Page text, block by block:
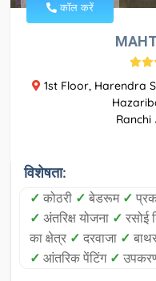
कॉल करें
1st Floor, Harendra
Ranchi
विशेषता:
✓ कोठरी ✓ बेडरूम ✓
✓ अंतरिक्ष योजना ✓ रसोई
का क्षेत्र ✓ दरवाजा ✓
✓ आंतरिक पेंटिंग ✓